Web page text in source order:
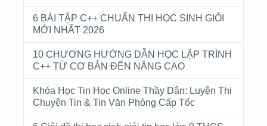
6 BÀI TẬP C++ CHUẨN THI HỌC SINH GIỎI
MỚI NHẤT 2026
10 CHƯƠNG HƯỚNG DẪN HỌC LẬP TRÌNH
C++ TỪ CƠ BẢN ĐẾN NÂNG CAO
Khóa Học Tin Học Online Thầy Dân: Luyện Thi
Chuyên Tin & Tin Văn Phòng Cấp Tốc